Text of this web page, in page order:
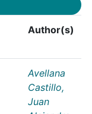
Author(s)
Avellana
Castillo,
Juan